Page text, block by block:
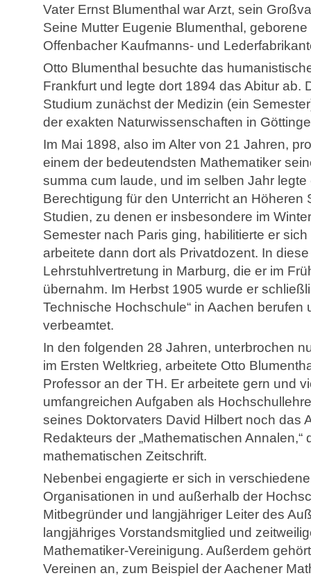
Vater Ernst Blumenthal war Arzt, sein
Seine Mutter Eugenie Blumenthal,
Offenbacher Kaufmanns- und
Otto Blumenthal besuchte das
Frankfurt und legte dort 1894 das Abitur ab.
Studium zunächst der Medizin (ein
der exakten Naturwissenschaften in
Im Mai 1898, also im Alter von 21 Jahren,
einem der bedeutendsten Mathematiker
summa cum laude, und im selben Jahr
Berechtigung für den Unterricht an Höheren
Studien, zu denen er insbesondere im
Semester nach Paris ging, habilitierte er
arbeitete dann dort als Privatdozent. In
Lehrstuhlvertretung in Marburg, die er im
übernahm. Im Herbst 1905 wurde er
Technische Hochschule“ in Aachen berufen
verbeamtet.
In den folgenden 28 Jahren, unterbrochen
im Ersten Weltkrieg, arbeitete Otto
Professor an der TH. Er arbeitete gern und
umfangreichen Aufgaben als
seines Doktorvaters David Hilbert noch das
Redakteurs der „Mathematischen
mathematischen Zeitschrift.
Nebenbei engagierte er sich in
Organisationen in und außerhalb der
Mitbegründer und langjähriger Leiter des
langjähriges Vorstandsmitglied und
Mathematiker-Vereinigung. Außerdem
Vereinen an, zum Beispiel der Aachener